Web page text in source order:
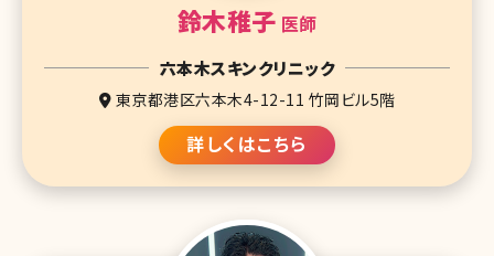
鈴木稚子 医師
六本木スキンクリニック
東京都港区六本木4-12-11 竹岡ビル5階
詳しくはこちら